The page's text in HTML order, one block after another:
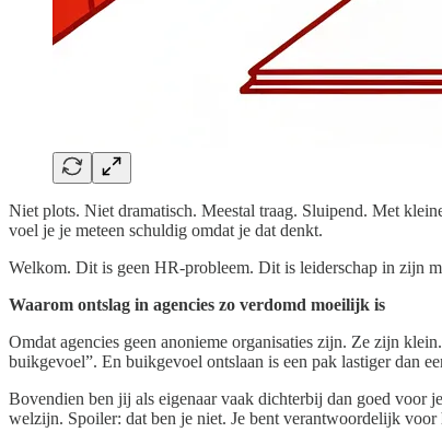
Niet plots. Niet dramatisch. Meestal traag. Sluipend. Met
voel je je meteen schuldig omdat je dat denkt.
Welkom. Dit is geen HR-probleem. Dit is leiderschap in zijn
Waarom ontslag in agencies zo verdomd moeilijk is
Omdat agencies geen anonieme organisaties zijn. Ze zijn
buikgevoel”. En buikgevoel ontslaan is een pak lastiger dan
Bovendien ben jij als eigenaar vaak dichterbij dan goed voor
welzijn. Spoiler: dat ben je niet. Je bent verantwoordelijk